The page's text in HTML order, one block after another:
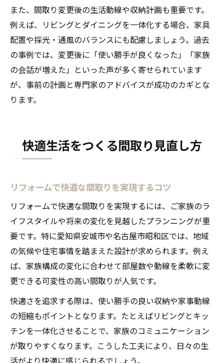
また、間取り変更後の生活動線や収納計画も重要です。
例えば、リビングとダイニングを一体化する場合、家具
配置や採光・通風のバランスにも配慮しましょう。過去
の事例では、変更後に「使い勝手が良くなった」「家族
の会話が増えた」といった声が多く寄せられています
が、事前の計画と専門家のアドバイスが成功のカギとな
ります。
快適生活をつくる間取り見直し方
リフォームで快適な間取りを実現するコツ
リフォームで快適な間取りを実現するには、ご家族のラ
イフスタイルや将来の変化を見越したプランニングが重
要です。特に愛知県安城市や名古屋市昭和区では、地域
の気候や住宅事情を踏まえた設計が求められます。例え
ば、家族構成の変化に合わせて部屋数や動線を柔軟に変
更できる可変性の高い間取りが人気です。
快適さを追求する際は、使い勝手の良い収納や家事動線
の短縮もポイントとなります。たとえばリビングとキッ
チンを一体化させることで、家族のコミュニケーション
が取りやすくなります。こうした工夫により、日々の生
活がより快適に感じられるでしょう。